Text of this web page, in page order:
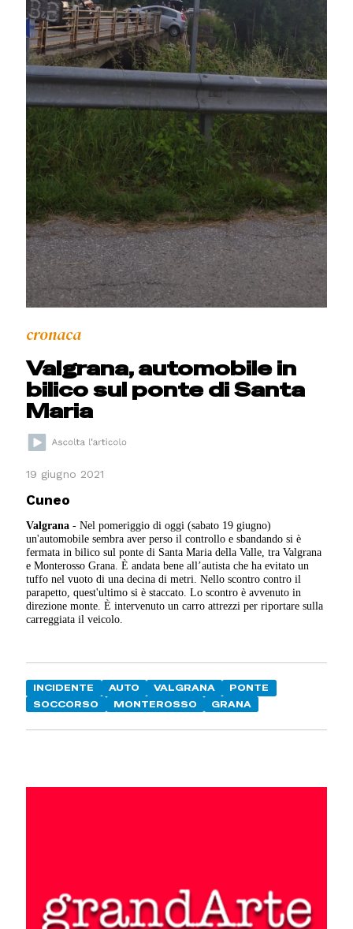
cronaca
Valgrana, automobile in
bilico sul ponte di Santa
Maria
19 giugno 2021
Cuneo
Valgrana - Nel pomeriggio di oggi (sabato 19 giugno)
un'automobile sembra aver perso il controllo e sbandando si è
fermata in bilico sul ponte di Santa Maria della Valle, tra Valgrana
e Monterosso Grana. È andata bene all’autista che ha evitato un
tuffo nel vuoto di una decina di metri. Nello scontro contro il
parapetto, quest'ultimo si è staccato. Lo scontro è avvenuto in
direzione monte. È intervenuto un carro attrezzi per riportare sulla
carreggiata il veicolo.
INCIDENTE AUTO VALGRANA
PONTE
SOCCORSO
MONTEROSSO GRANA